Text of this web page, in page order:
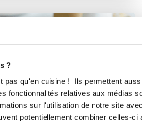
?
pas qu'en cuisine ! Ils permettent
fonctionnalités relatives aux médias
sur l'utilisation de notre site
potentiellement combiner celles-